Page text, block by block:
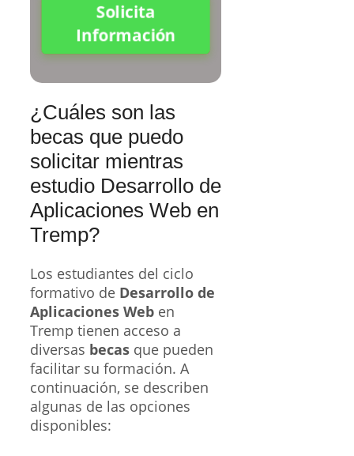
Solicita
Información
¿Cuáles son las
becas que puedo
solicitar mientras
estudio Desarrollo de
Aplicaciones Web en
Tremp?
Los estudiantes del ciclo
formativo de Desarrollo de
Aplicaciones Web en
Tremp tienen acceso a
diversas becas que pueden
facilitar su formación. A
continuación, se describen
algunas de las opciones
disponibles: